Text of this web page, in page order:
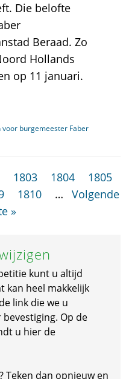
Die belofte
Beraad. Zo
Hollands
op 11 januari.
burgemeester Faber
1803 1804
1805
1810 …
Volgende
»
kunt u altijd
kan heel makkelijk
link die we u
Op de
u hier de
Teken dan opnieuw en